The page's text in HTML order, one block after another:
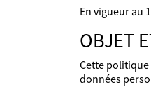
En vigueur au
OBJET
Cette
données